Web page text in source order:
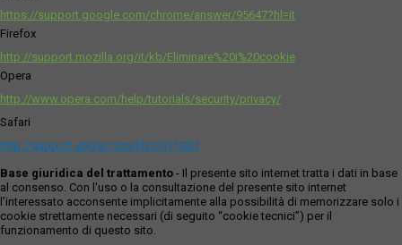
https://support.google.com/chrome/answer/95647?hl=it
Firefox
http://support.mozilla.org/it/kb/Eliminare%20i%20cookie
Opera
http://www.opera.com/help/tutorials/security/privacy/
Safari
http://support.apple.com/kb/ph11920
Base giuridica del trattamento - Il presente sito internet tratta i dati in base
al consenso. Con l'uso o la consultazione del presente sito internet
l’interessato acconsente implicitamente alla possibilità di memorizzare solo i
cookie strettamente necessari (di seguito “cookie tecnici”) per il
funzionamento di questo sito.